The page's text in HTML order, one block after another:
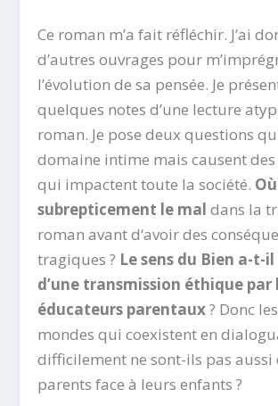
Ce roman m’a fait réfléchir. J’ai
d’autres ouvrages pour
l’évolution de sa pensée. Je
quelques notes d’une lecture
roman. Je pose deux questions
domaine intime mais causent
qui impactent toute la société.
subrepticement le mal dans la
roman avant d‘avoir des
tragiques ? Le sens du Bien a-t-
d’une transmission éthique par
éducateurs parentaux? Donc
mondes qui coexistent en
difficilement ne sont-ils pas aussi
parents face à leurs enfants ?